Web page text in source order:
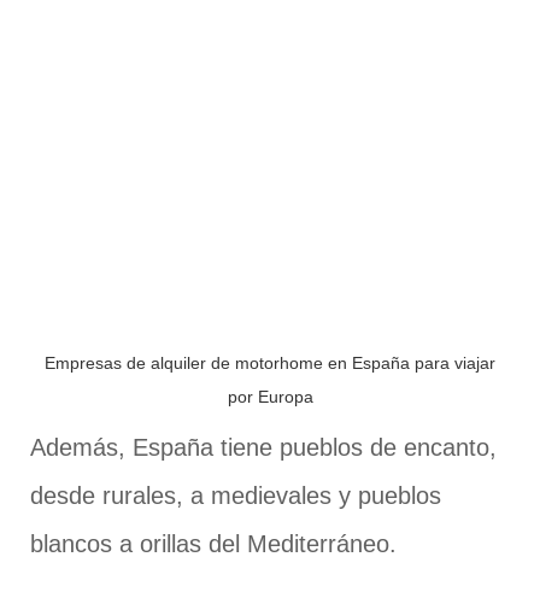
Empresas de alquiler de motorhome en España para viajar
por Europa
Además, España tiene pueblos de encanto,
desde rurales, a medievales y pueblos
blancos a orillas del Mediterráneo.